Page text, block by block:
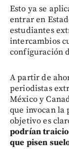
Esto ya se
entrar en
estudiantes
intercambios
configuración
A partir de
periodistas
México y
que invocan la
objetivo es
podrían
que pisen